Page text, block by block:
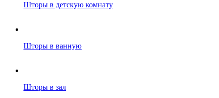
Шторы в детскую комнату
Шторы в ванную
Шторы в зал